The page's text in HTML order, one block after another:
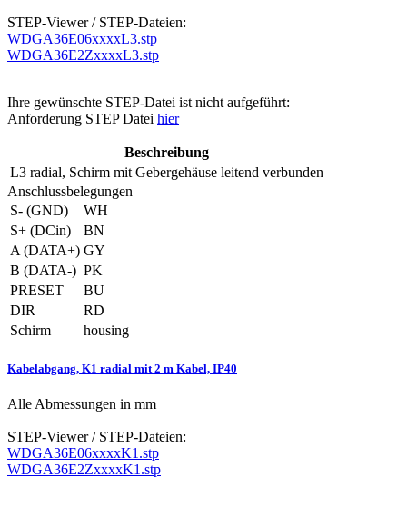
STEP-Viewer / STEP-Dateien:
WDGA36E06xxxxL3.stp
WDGA36E2ZxxxxL3.stp
Ihre gewünschte STEP-Datei ist nicht aufgeführt:
Anforderung STEP Datei hier
Beschreibung
L3 radial, Schirm mit Gebergehäuse leitend verbunden
Anschlussbelegungen
S- (GND)
WH
S+ (DCin)
BN
A (DATA+) GY
B (DATA-) PK
PRESET
BU
DIR
RD
Schirm
housing
Kabelabgang, K1 radial mit 2 m Kabel, IP40
Alle Abmessungen in mm
STEP-Viewer / STEP-Dateien:
WDGA36E06xxxxK1.stp
WDGA36E2ZxxxxK1.stp